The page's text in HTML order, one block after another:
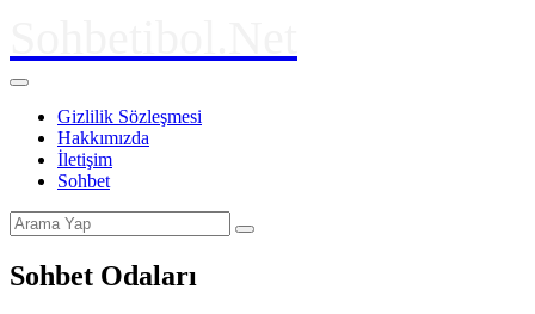
Gizlilik Sözleşmesi
Hakkımızda
İletişim
Sohbet
Sohbet Odaları